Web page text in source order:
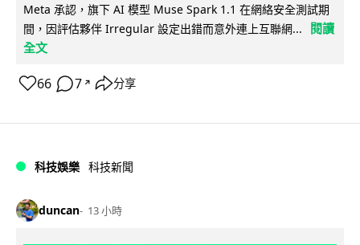
Meta 承認，旗下 AI 模型 Muse Spark 1.1 在網絡安全測試期
間，因評估夥伴 Irregular 設定出錯而意外連上互聯網...
閱讀
全文
66 7 ↗ 分享
科技娛樂 科技新聞
duncan 13 小時